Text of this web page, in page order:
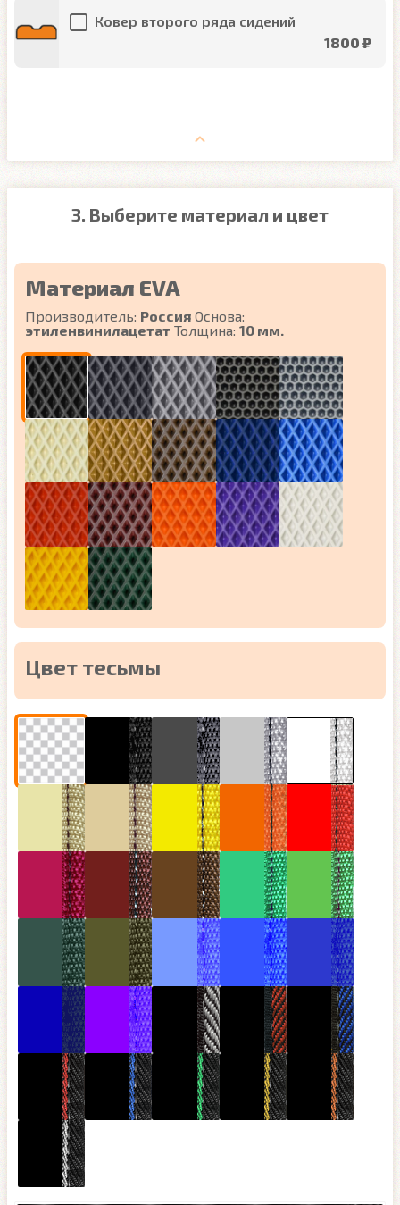
Ковер второго ряда сидений
1800 ₽
3. Выберите материал и цвет
Материал EVA
Производитель: Россия Основа:
этиленвинилацетат Толщина: 10 мм.
Цвет тесьмы